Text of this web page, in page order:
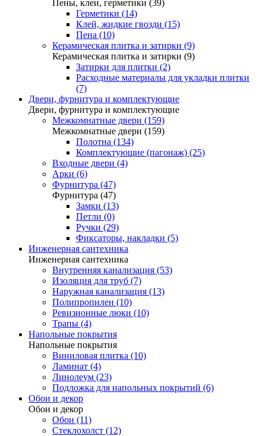
Пены, клеи, герметики (39)
Герметики (14)
Клей, жидкие гвозди (15)
Пена (10)
Керамическая плитка и затирки (9)
Керамическая плитка и затирки (9)
Затирки для плитки (2)
Расходные материалы для укладки плитки
(7)
Двери, фурнитура и комплектующие
Двери, фурнитура и комплектующие
Межкомнатные двери (159)
Межкомнатные двери (159)
Полотна (134)
Комплектующие (пагонаж) (25)
Входные двери (4)
Арки (6)
Фурнитура (47)
Фурнитура (47)
Замки (13)
Петли (0)
Ручки (29)
Фиксаторы, накладки (5)
Инженерная сантехника
Инженерная сантехника
Внутренняя канализация (53)
Изоляция для труб (7)
Наружная канализация (13)
Полипропилен (10)
Ревизионные люки (10)
Трапы (4)
Напольные покрытия
Напольные покрытия
Виниловая плитка (10)
Ламинат (4)
Линолеум (23)
Подложка для напольных покрытий (6)
Обои и декор
Обои и декор
Обои (11)
Стеклохолст (12)